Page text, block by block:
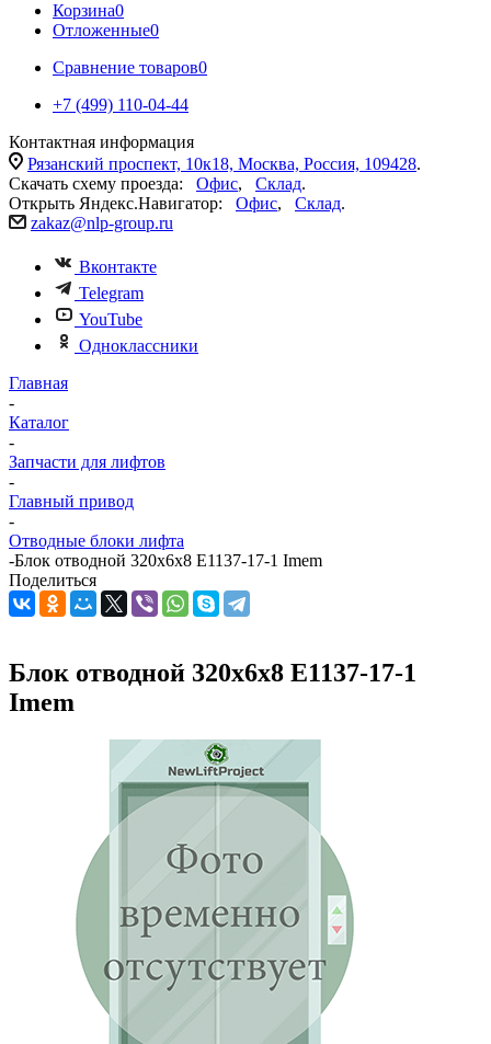
Корзина0
Отложенные0
Сравнение товаров0
+7 (499) 110-04-44
Контактная информация
Рязанский проспект, 10к18, Москва, Россия, 109428.
Скачать схему проезда: Офис, Склад.
Открыть Яндекс.Навигатор: Офис, Склад.
zakaz@nlp-group.ru
Вконтакте
Telegram
YouTube
Одноклассники
Главная
-
Каталог
-
Запчасти для лифтов
-
Главный привод
-
Отводные блоки лифта
-Блок отводной 320х6х8 E1137-17-1 Imem
Поделиться
Блок отводной 320х6х8 E1137-17-1
Imem